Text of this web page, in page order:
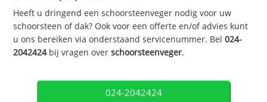
Heeft u dringend een schoorsteenveger nodig voor uw
schoorsteen of dak? Ook voor een offerte en/of advies kunt
u ons bereiken via onderstaand servicenummer. Bel024-
2042424bij vragen overschoorsteenveger.
024-2042424